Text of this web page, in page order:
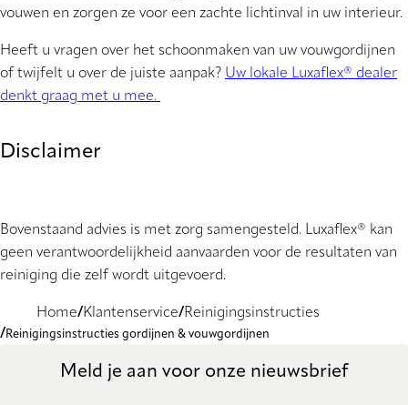
vouwen en zorgen ze voor een zachte lichtinval in uw interieur.
Heeft u vragen over het schoonmaken van uw vouwgordijnen
of twijfelt u over de juiste aanpak? Uw lokale Luxaflex® dealer
denkt graag met u mee.
Disclaimer
Bovenstaand advies is met zorg samengesteld. Luxaflex® kan
geen verantwoordelijkheid aanvaarden voor de resultaten van
reiniging die zelf wordt uitgevoerd.
Home Klantenservice Reinigingsinstructies
Reinigingsinstructies gordijnen & vouwgordijnen
Meld je aan voor onze nieuwsbrief